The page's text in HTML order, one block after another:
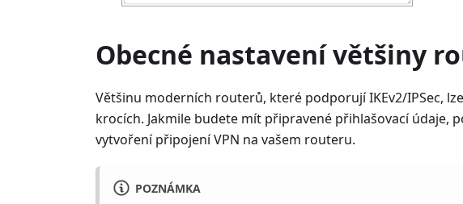
Obecné nastavení většiny
Většinu moderních routerů, které podporují IKEv2/IPSec,
krocích. Jakmile budete mít připravené přihlašovací údaje,
vytvoření připojení VPN na vašem routeru.
POZNÁMKA